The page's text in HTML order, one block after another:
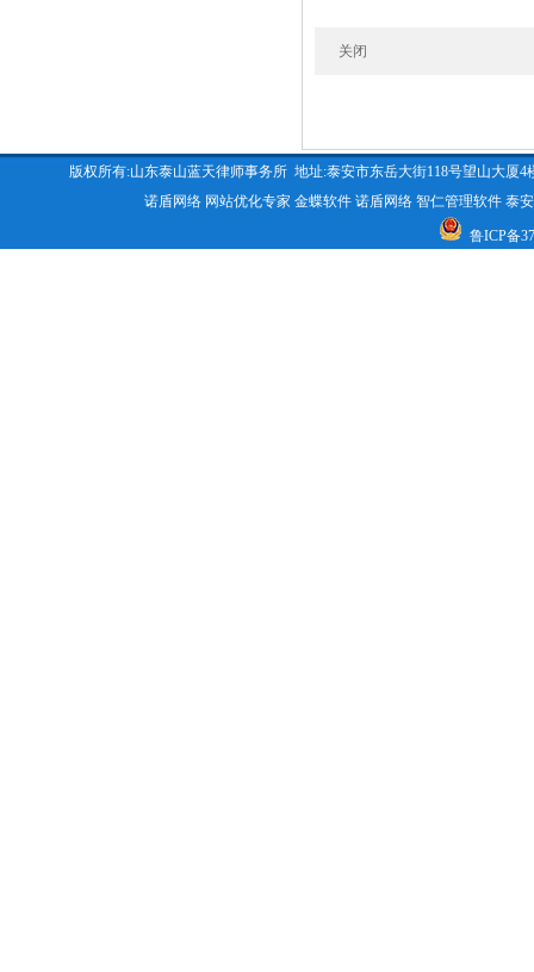
关闭
版权所有:山东泰山蓝天律师事务所 地址:泰安市东岳大街118号望山大厦4
诺盾网络 网站优化专家 金蝶软件 诺盾网络 智仁管理软件 泰
鲁ICP备